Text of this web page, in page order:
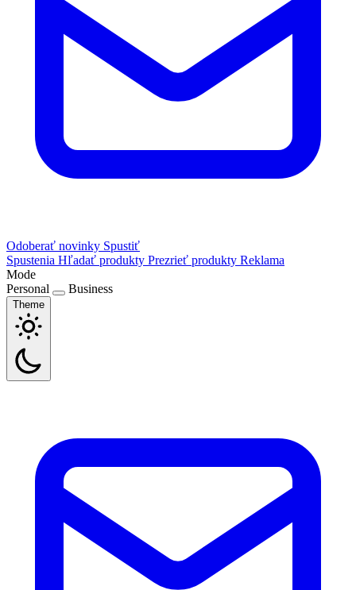
Odoberať novinky Spustiť
Spustenia Hľadať produkty Prezrieť produkty Reklama
Mode
Personal
Business
Theme